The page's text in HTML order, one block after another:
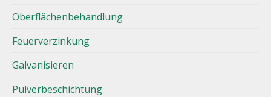
Oberflächenbehandlung
Feuerverzinkung
Galvanisieren
Pulverbeschichtung